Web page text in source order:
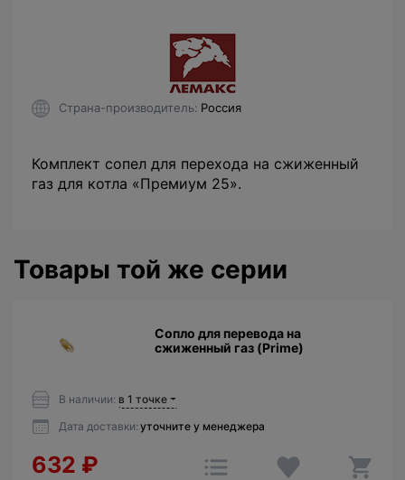
Страна-производитель Россия
Комплект сопел для перехода на сжиженный
газ для котла «Премиум 25».
Товары той же серии
Сопло для перевода на
сжиженный газ (Prime)
В наличии: в 1 точке
Дата доставки: уточните у менеджера
632 ₽